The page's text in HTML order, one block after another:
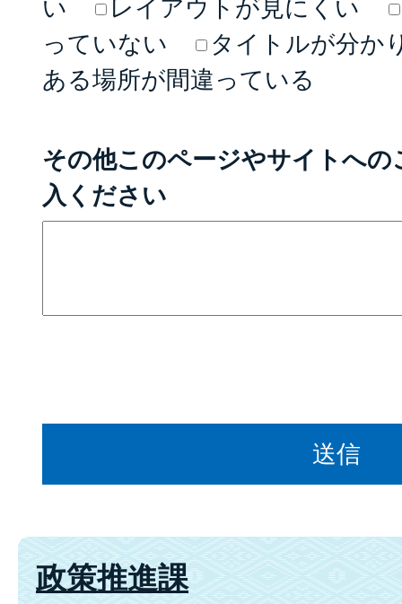
い
レイアウトが見にくい
っていない
タイトルが分か
ある場所が間違っている
その他このページやサイトへ
入ください
政策推進課